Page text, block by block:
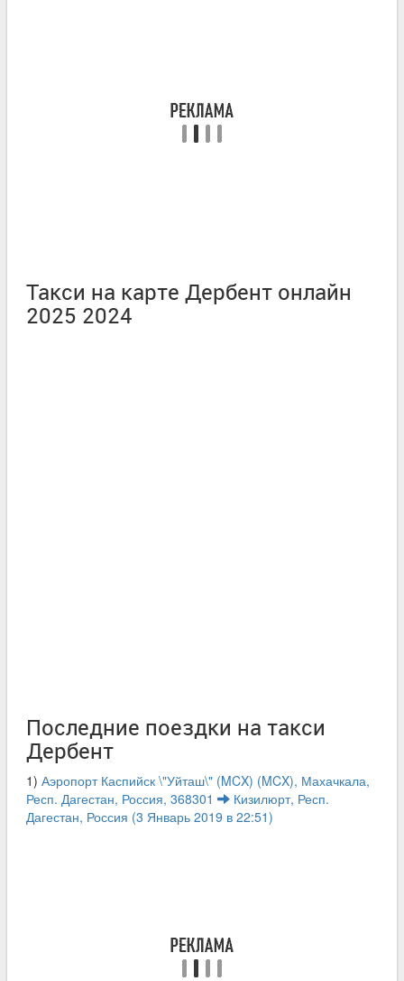
Такси на карте Дербент онлайн
2025 2024
Последние поездки на такси
Дербент
1) Аэропорт Каспийск \"Уйташ\" (MCX) (MCX), Махачкала,
Респ. Дагестан, Россия, 368301
Кизилюрт, Респ.
Дагестан, Россия (3 Январь 2019 в 22:51)